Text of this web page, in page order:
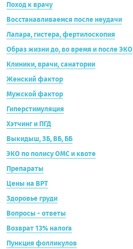
Поход к врачу
Восстанавливаемся после неудачи
Лапара, гистера, фертилоскопия
Образ жизни до, во время и после ЭКО
Клиники, врачи, санатории
Женский фактор
Мужской фактор
Гиперстимуляция
Хэтчинг и ПГД
Выкидыш, ЗБ, ВБ, ББ
ЭКО по полису ОМС и квоте
Препараты
Цены на ВРТ
Здоровье груди
Вопросы - ответы
Возврат 13% налога
Пункция фолликулов